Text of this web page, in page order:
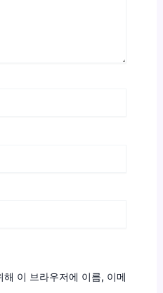
이 브라우저에 이름, 이메